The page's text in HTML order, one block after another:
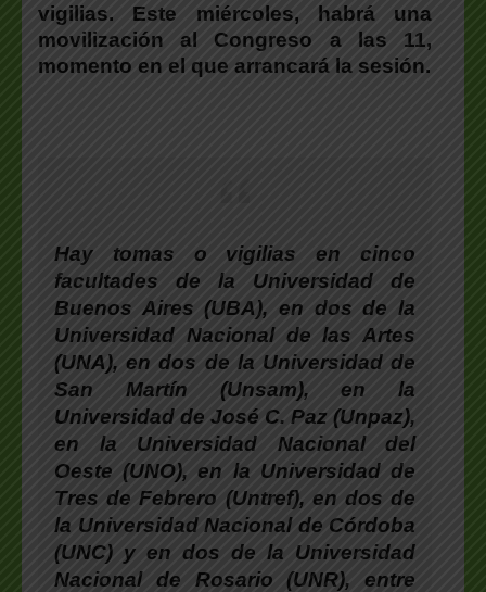
vigilias. Este miércoles, habrá una
movilización al Congreso a las 11,
momento en el que arrancará la sesión.
Hay tomas o vigilias en cinco
facultades de la Universidad de
Buenos Aires (UBA), en dos de la
Universidad Nacional de las Artes
(UNA), en dos de la Universidad de
San Martín (Unsam), en la
Universidad de José C. Paz (Unpaz),
en la Universidad Nacional del
Oeste (UNO), en la Universidad de
Tres de Febrero (Untref), en dos de
la Universidad Nacional de Córdoba
(UNC) y en dos de la Universidad
Nacional de Rosario (UNR), entre